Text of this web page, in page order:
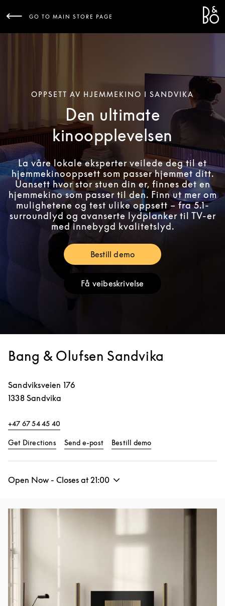
GO TO MAIN STORE PAGE
OPPSETT AV HJEMMEKINO I SANDVIKA
Den ultimate
kinoopplevelsen
La våre lokale eksperter veilede deg til et
hjemmekinooppsett som passer hjemmet ditt.
Uansett hvor stor stuen din er, finnes det en
hjemmekino som passer til den. Finn ut mer om
mulighetene og test ulike oppsett – fra 5.1-
surroundlyd og avanserte lydplanker til TV-er
med innebygd kvalitetslyd.
Bestill demoLink Opens in New Tab
Få veibeskrivelseLink Opens in New Tab
Bang & Olufsen Sandvika
Sandviksveien 176
1338 Sandvika
+47 67 54 45 40
Get DirectionsLink Opens in New Tab
Send e-post Bestill demo
Open Now - Closes at 21:00